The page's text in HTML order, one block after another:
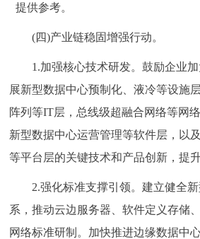
提供参考。
(四)产业链稳固增强行动。
1.加强核心技术研发。鼓励企业加
展新型数据中心预制化、液冷等设施
阵列等IT层，总线级超融合网络等网
新型数据中心运营管理等软件层，以
等平台层的关键技术和产品创新，提
2.强化标准支撑引领。建立健全新
系，推动云边服务器、软件定义存储
网络标准研制。加快推进边缘数据中